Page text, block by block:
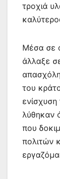
τροχιά
Μέσα σε
άλλαξε
του
λύθηκαν
που
πολιτών